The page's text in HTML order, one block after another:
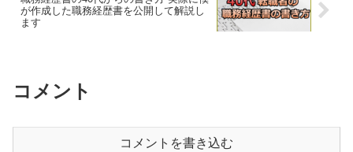
が作成した職務経歴書を公開して解説し
ます
コメント
コメントを書き込む